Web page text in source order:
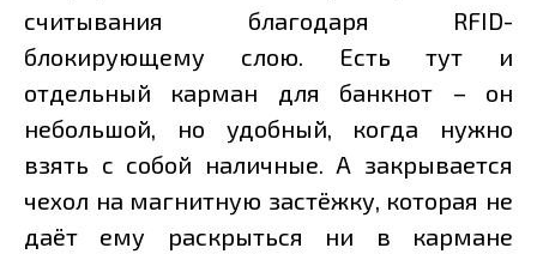
считывания благодаря RFID-
блокирующему слою. Есть тут и
отдельный карман для банкнот – он
небольшой, но удобный, когда нужно
взять с собой наличные. А закрывается
чехол на магнитную застёжку, которая не
даёт ему раскрыться ни в кармане